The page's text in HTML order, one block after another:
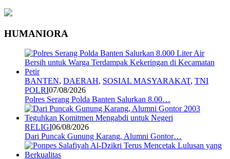
HUMANIORA
BANTEN, DAERAH, SOSIAL MASYARAKAT, TNI
POLRI07/08/2026
Polres Serang Polda Banten Salurkan 8.00…
RELIGI06/08/2026
Dari Puncak Gunung Karang, Alumni Gontor…